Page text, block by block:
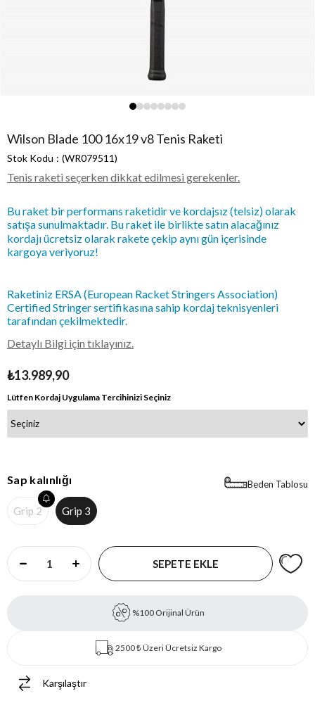
Wilson Blade 100 16x19 v8 Tenis Raketi
Stok Kodu (WR079511)
Tenis raketi seçerken dikkat edilmesi gerekenler.
Bu raket bir performans raketidir ve kordajsız (telsiz) olarak
satışa sunulmaktadır. Bu raket ile birlikte satın alacağınız
kordajı ücretsiz olarak rakete çekip aynı gün içerisinde
kargoya veriyoruz!
Raketiniz ERSA (European Racket Stringers Association)
Certified Stringer sertifikasına sahip kordaj teknisyenleri
tarafından çekilmektedir.
Detaylı Bilgi için tıklayınız.
₺13.989,90
Lütfen Kordaj Uygulama Tercihinizi Seçiniz
Beden Tablosu
Sap kalınlığı
Grip 2 Grip 3
%100 Orijinal Ürün
2500 ₺ Üzeri Ücretsiz Kargo
Karşılaştır